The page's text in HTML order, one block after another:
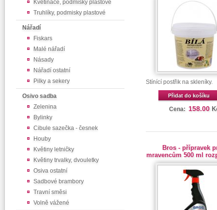
Květináče, podmisky plastové
Truhlíky, podmisky plastové
Nářadí
Fiskars
Malé nářadí
Násady
Nářadí ostatní
Pilky a sekery
Osivo sadba
Zelenina
Bylinky
Cibule sazečka - česnek
Houby
Květiny letničky
Květiny trvalky, dvouletky
Osiva ostatní
Sadbové brambory
Travní směsi
Volně vážené
Stínící postřik na skleníky.
Přidat do košíku
Cena: 158.00
Bros - přípravek
mravencům 500 ml